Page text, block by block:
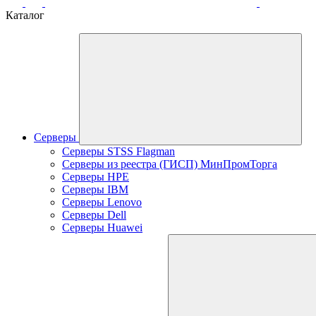
Каталог
Серверы
Серверы STSS Flagman
Серверы из реестра (ГИСП) МинПромТорга
Серверы HPE
Серверы IBM
Серверы Lenovo
Серверы Dell
Серверы Huawei